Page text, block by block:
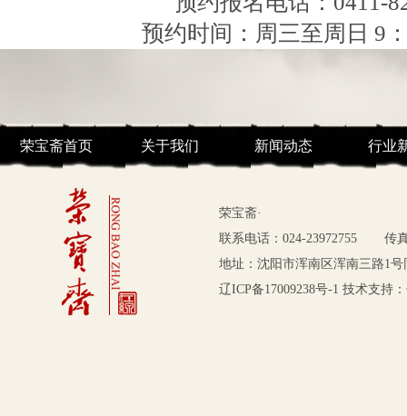
预约时间：周三至周日 9
荣宝斋首页 关于我们 新闻动态 行业
荣宝斋·
联系电话：024-23972755
传
地址：沈阳市浑南区浑南三路1号
辽ICP备17009238号-1 技术支持：